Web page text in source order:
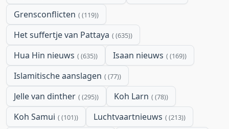
Grensconflicten (119)
Het suffertje van Pattaya (635)
Hua Hin nieuws (635) Isaan nieuws (169)
Islamitische aanslagen (77)
Jelle van dinther (295) Koh Larn (78)
Koh Samui (101) Luchtvaartnieuws (213)